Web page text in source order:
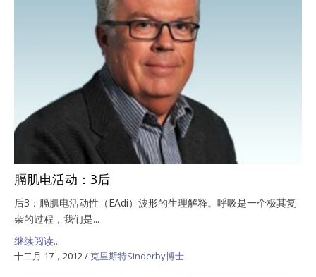
膈肌电活动：3后
后3：膈肌电活动性（EAdi）波形的生理解释。呼吸是一个极其复
杂的过程，我们是...
继续阅读...
十二月 17，2012/ 克里斯特Sinderby博士